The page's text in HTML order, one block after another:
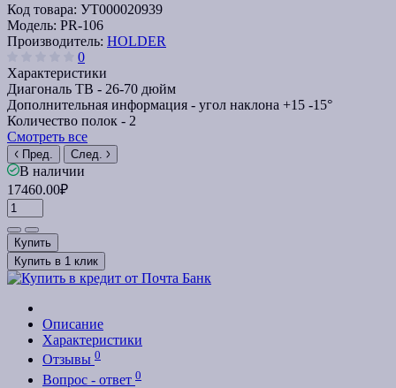
Код товара: УТ000020939
Модель: PR-106
Производитель: HOLDER
0
Характеристики
Диагональ ТВ - 26-70 дюйм
Дополнительная информация - угол наклона +15 -15°
Количество полок - 2
Смотреть все
Пред. След.
В наличии
17460.00₽
Купить
Купить в 1 клик
Описание
Характеристики
Отзывы 0
Вопрос - ответ 0